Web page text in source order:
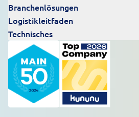
Branchenlösungen
Logistikleitfaden
Technisches